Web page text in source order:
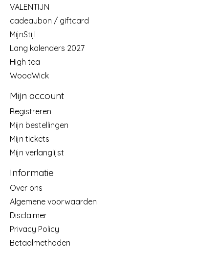
VALENTIJN
cadeaubon / giftcard
MijnStijl
Lang kalenders 2027
High tea
WoodWick
Mijn account
Registreren
Mijn bestellingen
Mijn tickets
Mijn verlanglijst
Informatie
Over ons
Algemene voorwaarden
Disclaimer
Privacy Policy
Betaalmethoden